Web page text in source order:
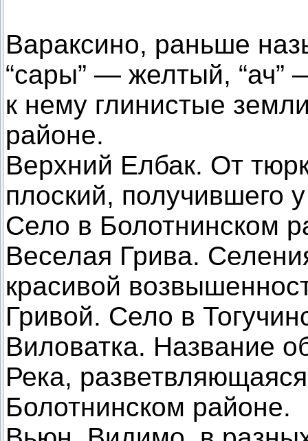
Вараксино, раньше
“сары” — желтый, “ач”
к нему глинистые
районе.
Верхний Елбак. От
плоский, получившего
Село в Болотнинском
Веселая Грива.
красивой
Гривой. Село в
Виловатка. Название
Река,
Болотнинском районе.